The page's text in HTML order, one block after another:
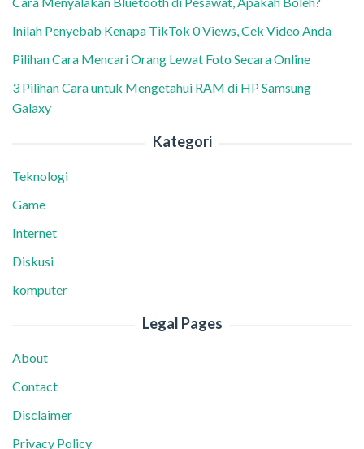
Inilah Penyebab Kenapa TikTok 0 Views, Cek Video Anda
Pilihan Cara Mencari Orang Lewat Foto Secara Online
3 Pilihan Cara untuk Mengetahui RAM di HP Samsung
Galaxy
Kategori
Teknologi
Game
Internet
Diskusi
komputer
Legal Pages
About
Contact
Disclaimer
Privacy Policy